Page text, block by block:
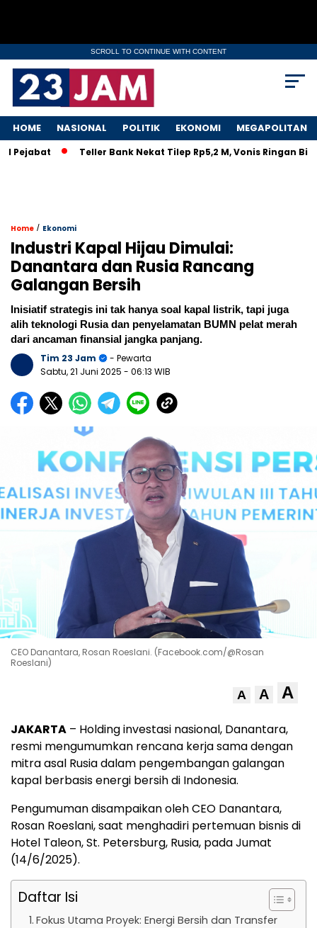
SCROLL TO CONTINUE WITH CONTENT
HOME NASIONAL POLITIK EKONOMI MEGAPOLITAN
Teller Bank Nekat Tilep Rp5,2 M, Vonis Ringan Bikin
Home / Ekonomi
Industri Kapal Hijau Dimulai:
Danantara dan Rusia Rancang
Galangan Bersih
Inisiatif strategis ini tak hanya soal kapal listrik, tapi juga
alih teknologi Rusia dan penyelamatan BUMN pelat merah
dari ancaman finansial jangka panjang.
Tim 23 Jam
- Pewarta
Sabtu, 21 Juni 2025 - 06:13 WIB
CEO Danantara, Rosan Roeslani. (Facebook.com/@Rosan
Roeslani)
A A A
JAKARTA – Holding investasi nasional, Danantara,
resmi mengumumkan rencana kerja sama dengan
mitra asal Rusia dalam pengembangan galangan
kapal berbasis energi bersih di Indonesia.
Pengumuman disampaikan oleh CEO Danantara,
Rosan Roeslani, saat menghadiri pertemuan bisnis di
Hotel Taleon, St. Petersburg, Rusia, pada Jumat
(14/6/2025).
Daftar Isi
Fokus Utama Proyek: Energi Bersih dan Transfer